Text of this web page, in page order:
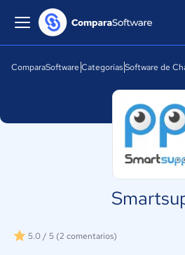
ComparaSoftware CategoríasSoftware de
5.0 / 5 (2 comentarios)